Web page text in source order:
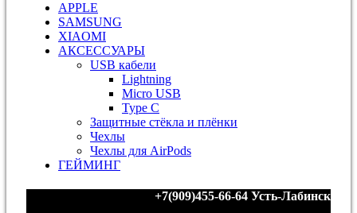
APPLE
SAMSUNG
XIAOMI
АКСЕССУАРЫ
USB кабели
Lightning
Micro USB
Type С
Защитные стёкла и плёнки
Чехлы
Чехлы для AirPods
ГЕЙМИНГ
+7(909)455-66-64 Усть-Лабинск